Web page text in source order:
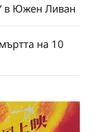
в Южен Ливан
на 10